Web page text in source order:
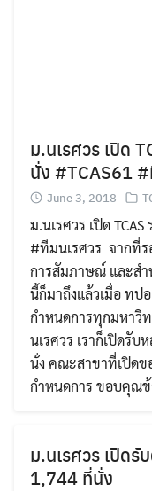
ม.นเรศวร เปิด
นั่ง #TCAS61
June 3, 2018
ม.นเรศวร เปิด
#ทีมนเรศวร จากที่ร
การสัมภาษณ์ และส
นี้ก็มาถึงแล้วเมื่อ ทป
กำหนดการทุกมหาวิ
นเรศวร เราก็เปิดรั
นั่ง คณะสาขาที่เปิดข
กำหนดการ ขอบคุณ
ม.นเรศวร เปิดรั
1,744 ที่นั่ง